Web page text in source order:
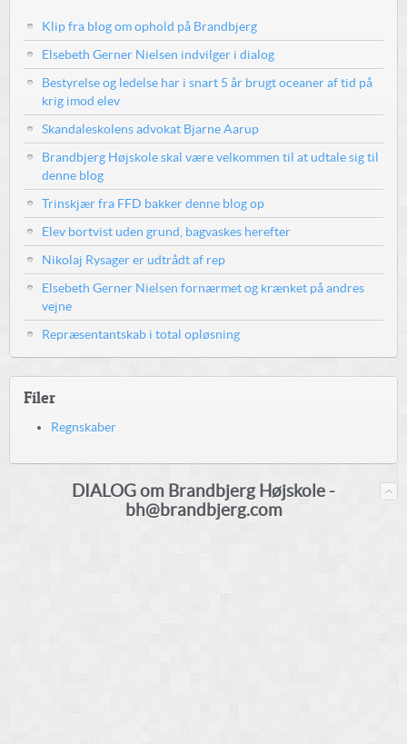
Klip fra blog om ophold på Brandbjerg
Elsebeth Gerner Nielsen indvilger i dialog
Bestyrelse og ledelse har i snart 5 år brugt oceaner af tid på
krig imod elev
Skandaleskolens advokat Bjarne Aarup
Brandbjerg Højskole skal være velkommen til at udtale sig til
denne blog
Trinskjær fra FFD bakker denne blog op
Elev bortvist uden grund, bagvaskes herefter
Nikolaj Rysager er udtrådt af rep
Elsebeth Gerner Nielsen fornærmet og krænket på andres
vejne
Repræsentantskab i total opløsning
Filer
Regnskaber
DIALOG om Brandbjerg Højskole -
bh@brandbjerg.com